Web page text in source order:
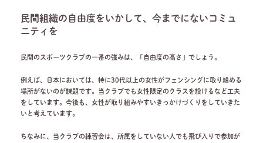
民間組織の自由度をいかして、今までにないコミュ
ニティを
民間のスポーツクラブの一番の強みは、「自由度の高さ」でしょう。
例えば、日本においては、特に30代以上の女性がフェンシングに取り組める
場所がないのが課題です。当クラブでも女性限定のクラスを設けるなど工夫
をしています。今後も、女性が取り組みやすいきっかけづくりをしていきた
いと考えています。
ちなみに、当クラブの練習会は、所属をしていない人でも飛び入りで参加が